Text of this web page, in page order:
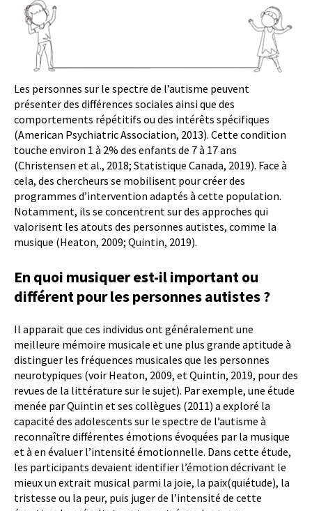
Les personnes sur le spectre de l’autisme peuvent
présenter des différences sociales ainsi que des
comportements répétitifs ou des intérêts spécifiques
(American Psychiatric Association, 2013). Cette condition
touche environ 1 à 2% des enfants de 7 à 17 ans
(Christensen et al., 2018; Statistique Canada, 2019). Face à
cela, des chercheurs se mobilisent pour créer des
programmes d’intervention adaptés à cette population.
Notamment, ils se concentrent sur des approches qui
valorisent les atouts des personnes autistes, comme la
musique (Heaton, 2009; Quintin, 2019).
En quoi musiquer est-il important ou
différent pour les personnes autistes ?
Il apparait que ces individus ont généralement une
meilleure mémoire musicale et une plus grande aptitude à
distinguer les fréquences musicales que les personnes
neurotypiques (voir Heaton, 2009, et Quintin, 2019, pour des
revues de la littérature sur le sujet). Par exemple, une étude
menée par Quintin et ses collègues (2011) a exploré la
capacité des adolescents sur le spectre de l’autisme à
reconnaître différentes émotions évoquées par la musique
et à en évaluer l’intensité émotionnelle. Dans cette étude,
les participants devaient identifier l’émotion décrivant le
mieux un extrait musical parmi la joie, la paix(quiétude), la
tristesse ou la peur, puis juger de l’intensité de cette